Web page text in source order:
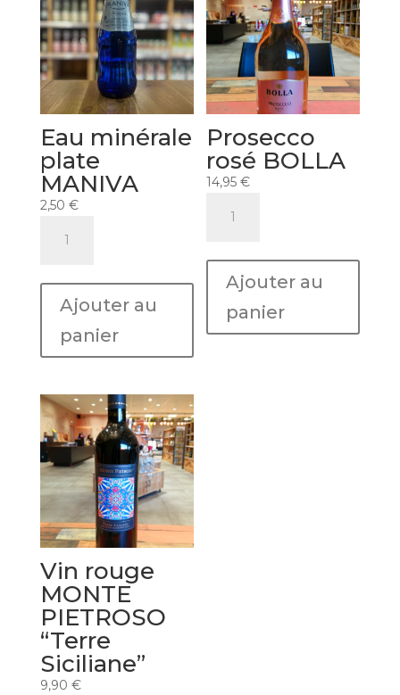
Eau minérale
plate
MANIVA
2,50 €
minérale
plateAjouter au
panier
Prosecco
rosé BOLLA
14,95€
rosé
BOLLA
Ajouter au
panier
Vin rouge
MONTE
PIETROSO
“Terre
Siciliane”
9,90 €